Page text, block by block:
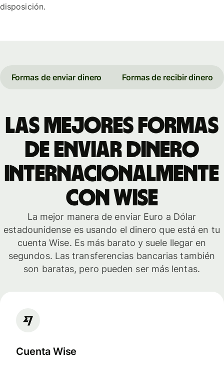
disposición.
Formas de enviar dinero Formas de recibir dinero
Las mejores formas
de enviar dinero
internacionalmente
con Wise
La mejor manera de enviar Euro a Dólar
estadounidense es usando el dinero que está en tu
cuenta Wise. Es más barato y suele llegar en
segundos. Las transferencias bancarias también
son baratas, pero pueden ser más lentas.
Cuenta Wise